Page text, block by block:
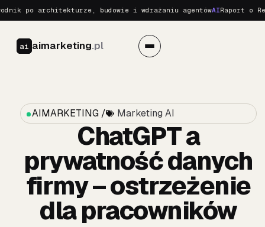
po architekturze, budowie i wdrażaniu agentówAIRaport o
ai aimarketing.pl
AIMARKETING / Marketing AI
ChatGPT a
prywatność danych
firmy – ostrzeżenie
dla pracowników